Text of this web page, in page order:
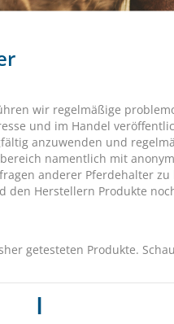
wir regelmäßige
und im Handel
anzuwenden und
namentlich mit
anderer Pferdehalter
Herstellern Produkte
getesteten Produkte.
I